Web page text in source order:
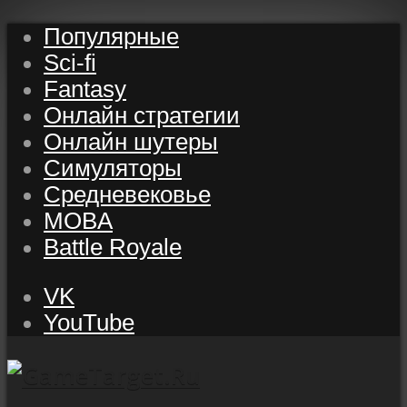
Популярные
Sci-fi
Fantasy
Онлайн стратегии
Онлайн шутеры
Симуляторы
Средневековье
MOBA
Battle Royale
VK
YouTube